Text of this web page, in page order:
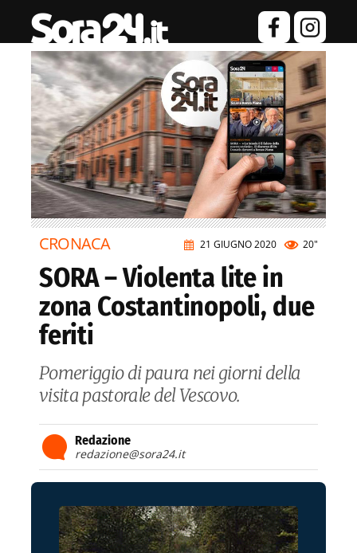
21 GIUGNO 2020 20"
CRONACA
SORA – Violenta lite in
zona Costantinopoli, due
feriti
Pomeriggio di paura nei giorni della
visita pastorale del Vescovo.
Redazione
redazione@sora24.it